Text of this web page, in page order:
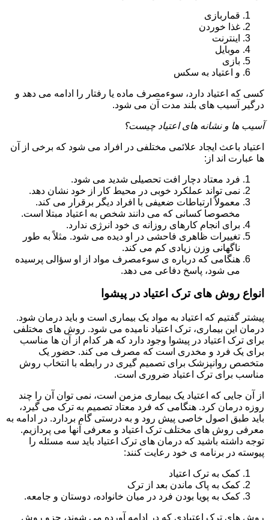
قماربازی
غذا خوردن
اینترنت
موبایل
بازی
و اعتیاد به سکس
کسی که اعتیاد دارد، سوءمصرف ماده یا رفتار را ادامه می دهد و
درگیر آسیب های بلند مدت آن می شود.
آسیب ها و نشانه های اعتیاد چیست؟
اعتیاد باعث ایجاد علائمی مختلفی در افراد می شود که برخی از آن
ها عبارت اند از:
فرد معتاد دچار افت تحصیلی شدید می شود.
نمی تواند عملکرد خوبی در محیط کار از خود نشان دهد.
معمولاً ارتباطات ضعیفی با افراد دیگر برقرار می کند.
مخصوصا کسانی که می دانند شخص به اعتیاد مبتلا است.
برای انجام کارهای روزانه ی خود انرژی ندارد.
تغییرات ظاهری فاحشی در او دیده می شود. مثلاً به طور
ناگهانی وزن زیادی کم می کند.
هنگامی که درباره ی سوءمصرف مواد از او سؤالی پرسیده
می شود، پاسخ دفاعی می دهد.
انواع روش های ترک اعتیاد در پیشوا
پیشتر گفتیم که اعتیاد به مواد یک بیماری است و باید درمان شود.
درمان این بیماری، ترک اعتیاد نامیده می شود. روش های مختلفی
برای ترک اعتیاد در پیشوا وجود دارد که هر کدام از آن ها مناسب
برای یک فرد و مخدری است که مصرف می کند. حضور یک
متخصص روانپزشک برای تصمیم گیری در رابطه با انتخاب روش
مناسب برای ترک اعتیاد ضروری است.
از آن جایی که اعتیاد یک بیماری مزمن است، نمی توان آن را چند
روزه درمان کرد. هنگامی که فرد معتاد تصمیم به ترک می گیرد،
باید طبق اصول خاصی پیش رود و به درستی گام بردارد. در ادامه به
معرفی روش های مختلف ترک اعتیاد و معرفی آنها می پردازیم.
توجه داشته باشید که درمان های ترک اعتیاد باید سه مسئله را
پیوسته در برنامه ی خود رعایت کنند:
کمک به ترک اعتیاد
کمک به پاک ماندن بعد از ترک
کمک به پویا بودن فرد در میان خانواده، دوستان و جامعه.
روش های ترک اعتیادی که در ادامه آورده می شوند، جزو روش